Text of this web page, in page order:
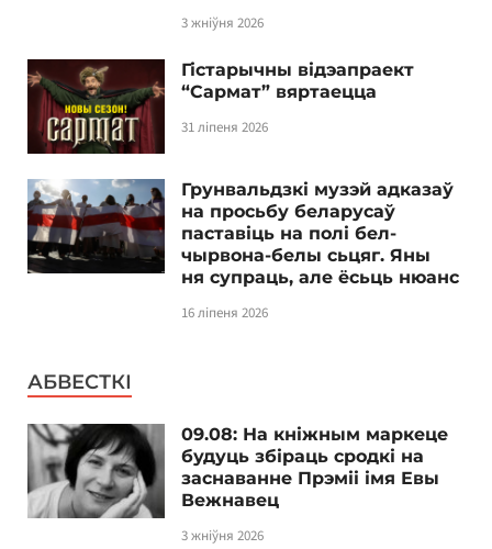
3 жніўня 2026
Гістарычны відэапраект
“Сармат” вяртаецца
31 ліпеня 2026
Грунвальдзкі музэй адказаў
на просьбу беларусаў
паставіць на полі бел-
чырвона-белы сьцяг. Яны
ня супраць, але ёсьць нюанс
16 ліпеня 2026
АБВЕСТКІ
09.08: На кніжным маркеце
будуць збіраць сродкі на
заснаванне Прэміі імя Евы
Вежнавец
3 жніўня 2026